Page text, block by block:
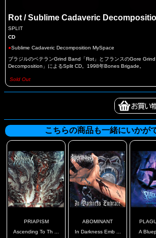
Rot / Sublime Cadaveric
SPLIT
CD
●Sublime Cadaveric Decomposition MySpace
ブラジルのベテランGrind Band「Rot」とフランスのGore
Decomposition」によるSplit CD。1998年Bones Brigade。
Sold Out
こちらの商品も一緒にいかが
PRIAPISM
Ascending To Th ...
ABOMINANT
In Darkness Emb ...
A